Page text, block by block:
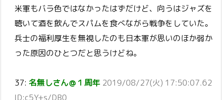
米軍もバラ色ではなかったはずだけど、向うはジャズを
聴いて酒を飲んでスパムを食べながら戦争をしていた。
兵士の福利厚生を無視したのも日本軍が思いのほか弱か
った原因のひとつだと思うけどね。
37: 名無しさん＠１周年 2019/08/27(火) 17:50:07.62
ID:c5Y+s/DB0